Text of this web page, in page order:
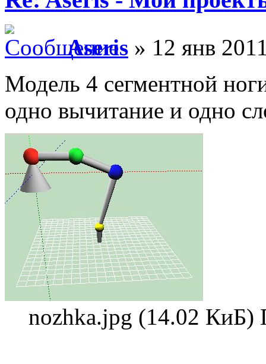
Aseris » 12 янв
Модель 4 сегментной
одно вычитание и одно
nozhka.jpg (14.02 КиБ)